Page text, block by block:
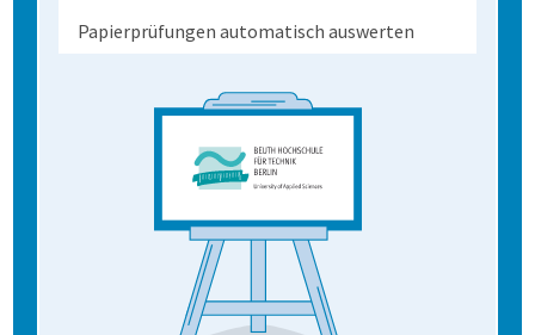
Papierprüfungen automatisch auswerten